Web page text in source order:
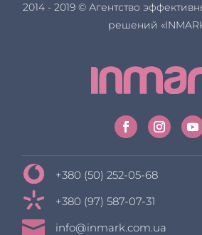
2014 - 2019 © Агентство
решений
+380 (50) 252-05-68
+380 (97) 587-07-31
 info@inmark.com.ua